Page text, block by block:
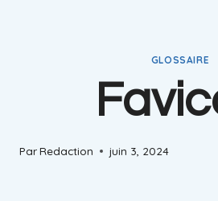
GLOSSAIRE
ParRedaction juin 3, 2024